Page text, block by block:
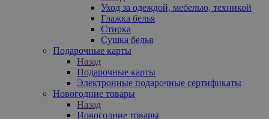
Уход за одеждой, мебелью, техникой
Глажка белья
Стирка
Сушка белья
Подарочные карты
Назад
Подарочные карты
Электронные подарочные сертификаты
Новогодние товары
Назад
Новогодние товары